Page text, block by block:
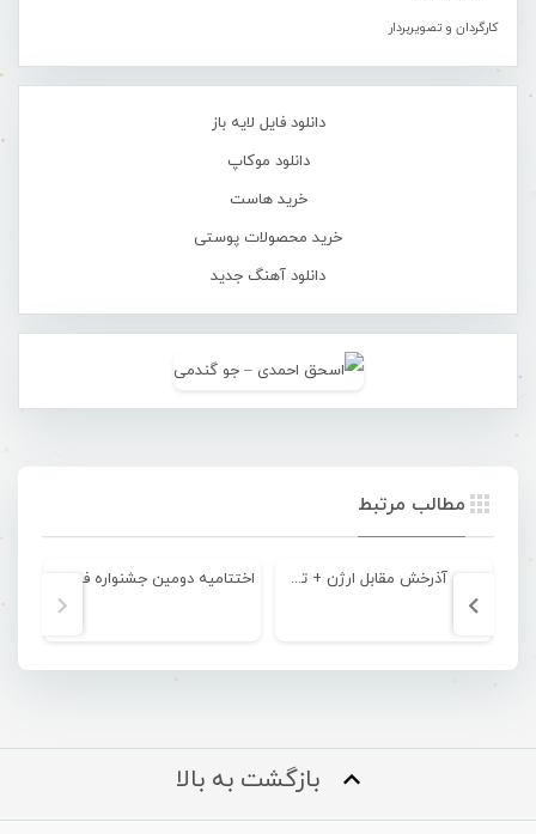
کارگردان و تصویربردار
دانلود فایل لایه باز
دانلود موکاپ
خرید هاست
خرید محصولات پوستی
دانلود آهنگ جدید
مطالب مرتبط
برتری آذرخش مقابل ارژن + تصویری
بازگشت به بالا